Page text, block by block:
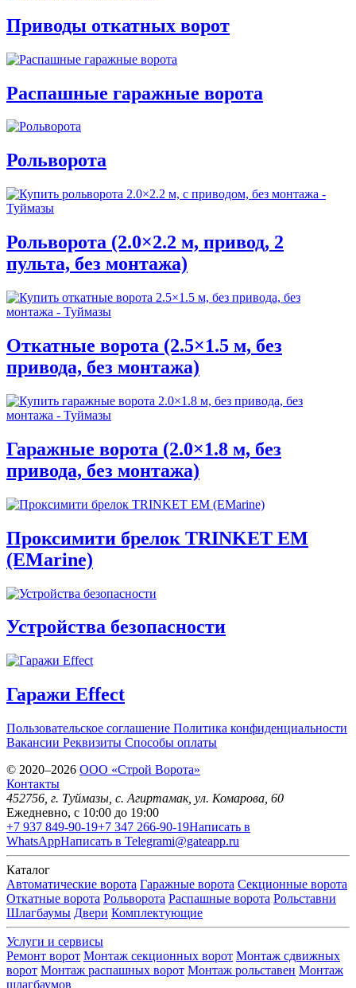
Приводы откатных ворот
Распашные гаражные ворота
Рольворота
Рольворота (2.0×2.2 м, привод, 2
пульта, без монтажа)
Откатные ворота (2.5×1.5 м, без
привода, без монтажа)
Гаражные ворота (2.0×1.8 м, без
привода, без монтажа)
Проксимити брелок TRINKET EM
(EMarine)
Устройства безопасности
Гаражи Effect
Пользовательское соглашение Политика конфиденциальности
Вакансии Реквизиты Способы оплаты
© 2020–2026 OOO «Строй Ворота»
Контакты
452756 , г. Туймазы с. Агиртамак, ул. Комарова, 60
Ежедневно, с 10:00 до 19:00
+7 937 849-90-19+7 347 266-90-19Написать в
WhatsAppНаписать в Telegrami@gateapp.ru
Каталог
Автоматические ворота Гаражные ворота Секционные ворота
Откатные ворота Рольворота Распашные ворота Рольставни
Шлагбаумы Двери Комплектующие
Услуги и сервисы
Ремонт ворот Монтаж секционных ворот Монтаж сдвижных
ворот Монтаж распашных ворот Монтаж рольставен Монтаж
шлагбаумов